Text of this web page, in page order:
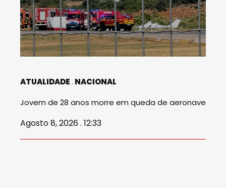
ATUALIDADE NACIONAL
Jovem de 28 anos morre em queda de aeronave
Agosto 8, 2026 . 12:33